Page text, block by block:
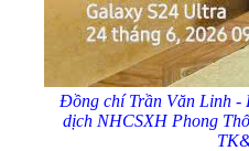
Đồng chí Trần Văn Linh -
dịch NHCSXH Phong